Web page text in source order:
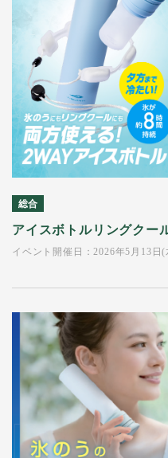
総合
アイスボトルリングクー
イベント開催日：2026年5月13日